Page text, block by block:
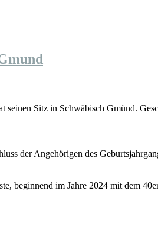
Sitz in Schwäbisch Gmünd.
der Angehörigen des
beginnend im Jahre 2024 mit dem